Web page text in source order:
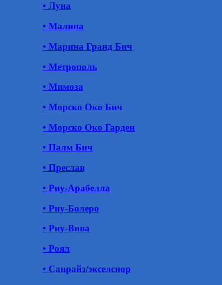
• Луна
• Малина
• Марина Гранд Бич
• Метрополь
• Мимоза
• Морско Око Бич
• Морско Око Гарден
• Палм Бич
• Преслав
• Риу-Арабелла
• Риу-Болеро
• Риу-Вива
• Роял
• Санрайз/экселсиор